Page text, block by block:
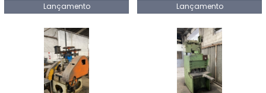
Lançamento Lançamento